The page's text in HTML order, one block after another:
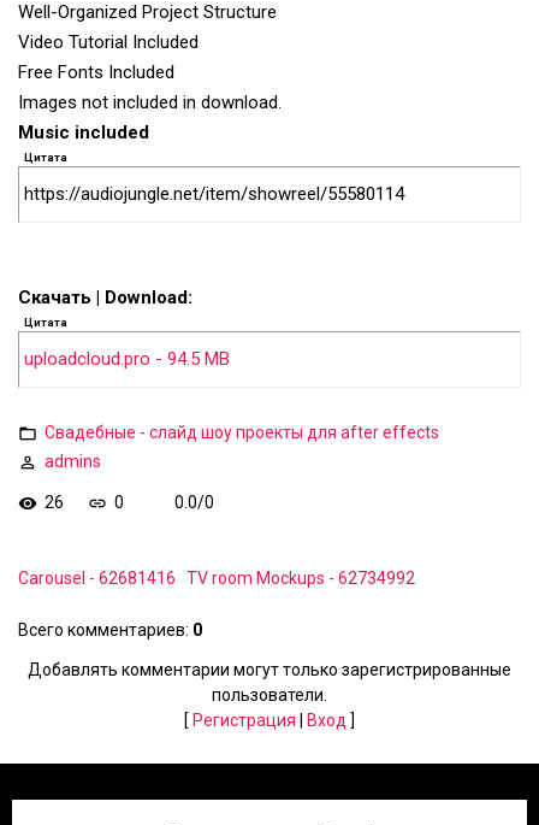
Well-Organized Project Structure
Video Tutorial Included
Free Fonts Included
Images not included in download.
Music included
Цитата
https://audiojungle.net/item/showreel/55580114
Скачать | Download:
Цитата
uploadcloud.pro - 94.5 MB
Свадебные - слайд шоу проекты для after effects
admins
26 0 0.0/0
Carousel - 62681416 TV room Mockups - 62734992
Всего комментариев: 0
Добавлять комментарии могут только зарегистрированные
пользователи.
[ Регистрация Вход ]